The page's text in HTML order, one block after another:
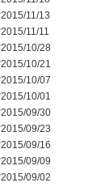
2015/11/13
2015/11/11
2015/10/28
2015/10/21
2015/10/07
2015/10/01
2015/09/30
2015/09/23
2015/09/16
2015/09/09
2015/09/02